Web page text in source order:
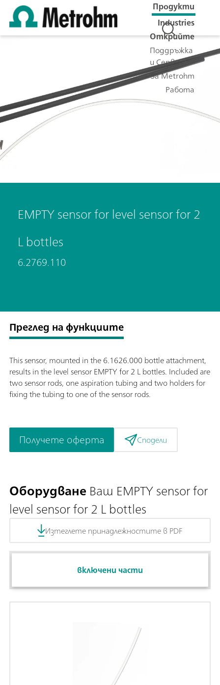
Продукти
Industries
Открийте
Поддръжка
и Сервиз
За Metrohm
Работа
EMPTY sensor for level sensor for 2
L bottles
6.2769.110
Преглед на функциите
This sensor, mounted in the 6.1626.000 bottle attachment,
results in the level sensor EMPTY for 2 L bottles. Included are
two sensor rods, one aspiration tubing and two holders for
fixing the tubing to one of the sensor rods.
Получете оферта Сподели
Оборудване Ваш EMPTY sensor for
level sensor for 2 L bottles
Изтеглете принадлежностите в PDF
включени части